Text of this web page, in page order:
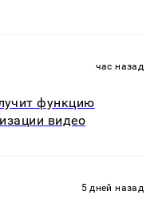
час назад
функцию
видео
5 дней назад